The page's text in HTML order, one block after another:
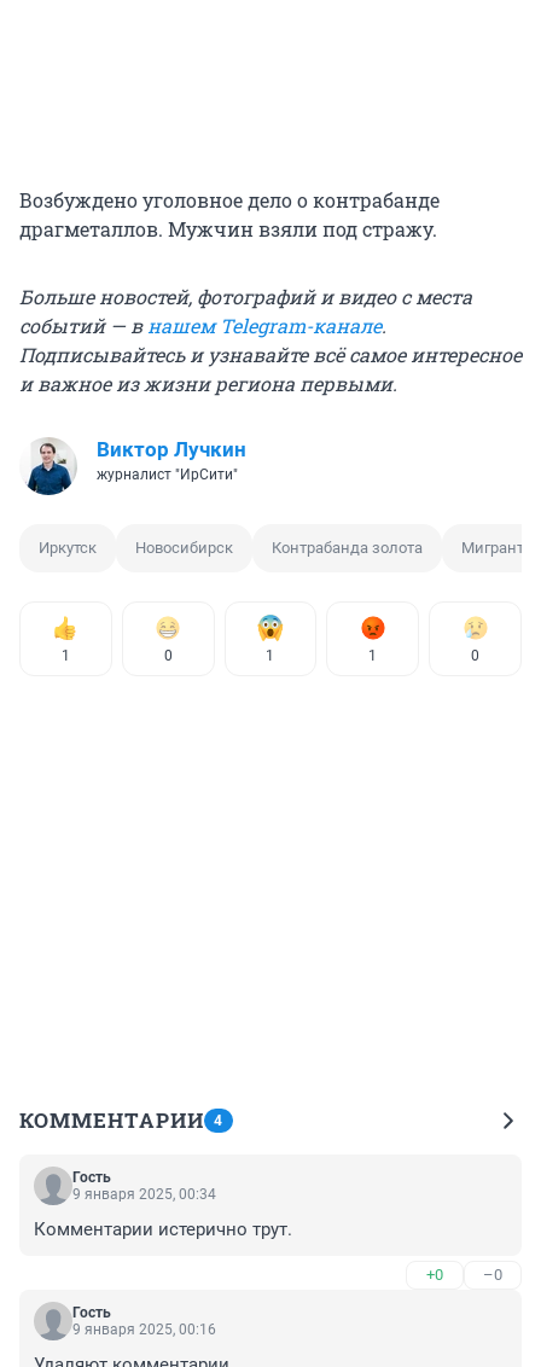
Возбуждено уголовное дело о контрабанде
драгметаллов. Мужчин взяли под стражу.
Больше новостей, фотографий и видео с места
событий — внашем Telegram-канале.
Подписывайтесь и узнавайте всё самое интересное
и важное из жизни региона первыми.
Виктор Лучкин
журналист "ИрСити"
Иркутск Новосибирск Контрабанда золота Мигрант
1 0 1 1 0
КОММЕНТАРИИ 4
Гость
9 января 2025, 00:34
Комментарии истерично трут.
+0 –0
Гость
9 января 2025, 00:16